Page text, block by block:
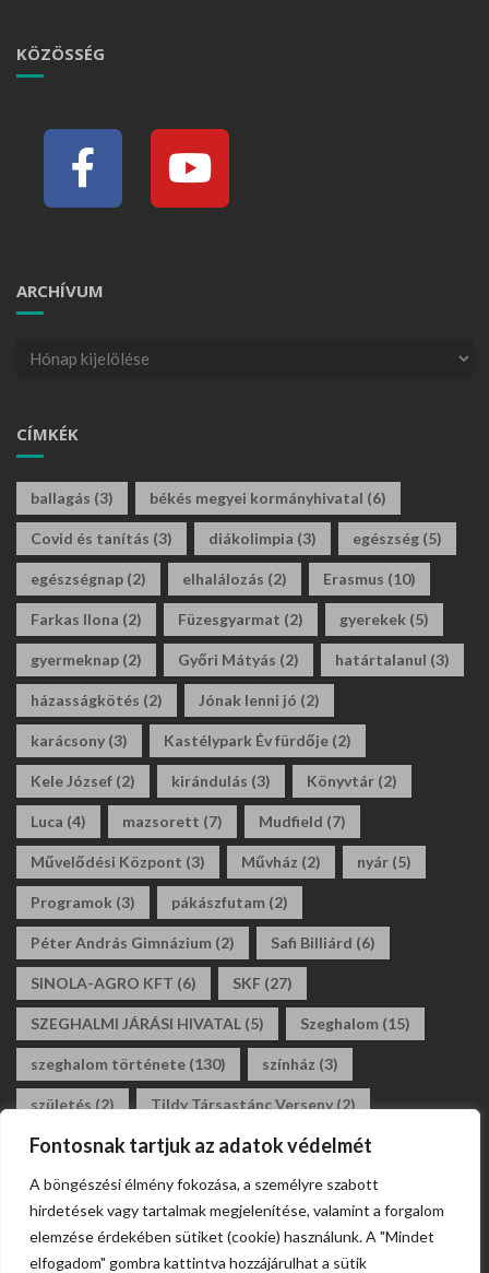
Fontosnak tartjuk az adatok védelmét
A böngészési élmény fokozása, a személyre szabott
hirdetések vagy tartalmak megjelenítése, valamint a forgalom
elemzése érdekében sütiket (cookie) használunk. A "Mindet
elfogadom" gombra kattintva hozzájárulhat a sütik
KÖZÖSSÉG
ARCHÍVUM
CÍMKÉK
ballagás (3) békés megyei kormányhivatal (6)
Covid és tanítás (3) diákolimpia (3) egészség (5)
egészségnap (2) elhalálozás (2) Erasmus (10)
Farkas Ilona (2) Füzesgyarmat (2) gyerekek (5)
gyermeknap (2) Győri Mátyás (2) határtalanul (3)
házasságkötés (2) Jónak lenni jó (2)
karácsony (3) Kastélypark Év fürdője (2)
Kele József (2) kirándulás (3) Könyvtár (2)
Luca (4) mazsorett (7) Mudfield (7)
Művelődési Központ (3) Művház (2) nyár (5)
Programok (3) pákászfutam (2)
Péter András Gimnázium (2) Safi Billiárd (6)
SINOLA-AGRO KFT (6) SKF (27)
SZEGHALMI JÁRÁSI HIVATAL (5) Szeghalom (15)
szeghalom története (130) színház (3)
születés (2) Tildy Társastánc Verseny (2)
tildy zoltán általános iskola(3) tánc(2)
társastánc(2) állásajánlat (2) álláshirdetés